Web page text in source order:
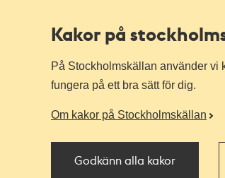
Kakor på
På Stockholmskällan använder vi
fungera på ett bra sätt för dig.
Om kakor på Stockholmskällan
Godkänn alla kakor